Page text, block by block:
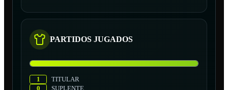
PARTIDOS JUGADOS
1
TITULAR
0
SUPLENTE